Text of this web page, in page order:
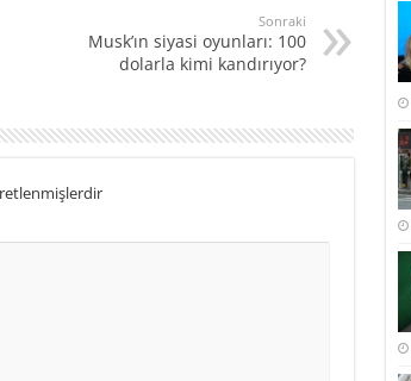
Sonraki
Musk’ın siyasi oyunları: 100
dolarla kimi kandırıyor?